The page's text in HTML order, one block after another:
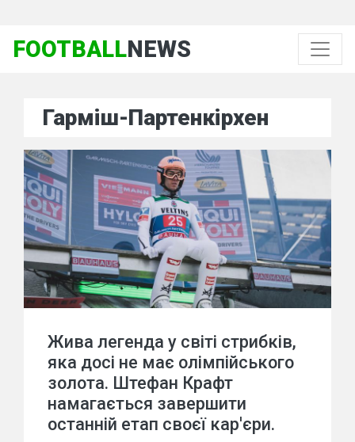
FOOTBALLNEWS
Гарміш-Партенкірхен
Жива легенда у світі стрибків,
яка досі не має олімпійського
золота. Штефан Крафт
намагається завершити
останній етап своєї кар'єри.